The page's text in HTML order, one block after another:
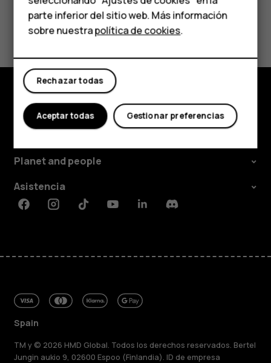
Tabletas
Tienda
Mi cuenta
¿Te ha parecido útil?
Sí No
Tienda
Planet and people
Asistencia
FacebookInstagramTiktokYoutubeLinkedinDiscord
Spain
TM y © 2026 HMD Global. Todos los derechos reservados. Bertel
Jungin aukio 9, 02600 Espoo (Finlandia). ID de empresa
parte inferior del sitio web. Más información
sobre nuestrapolítica de cookies.
Rechazar todas
Gestionar preferencias
Aceptar todas